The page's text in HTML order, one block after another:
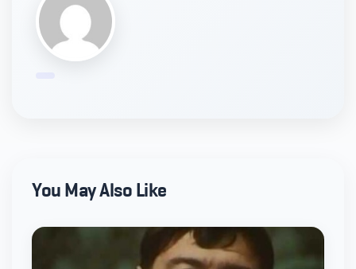
You May Also Like